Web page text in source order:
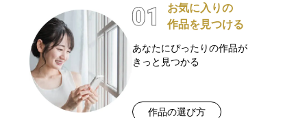
お気に入りの
作品を見つける
あなたにぴったりの作品が
きっと見つかる
作品の選び方